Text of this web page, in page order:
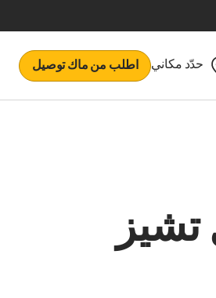
حدّد مكاني اطلب من ماك توصيل
تشيز